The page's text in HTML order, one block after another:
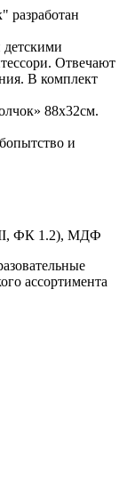
разработан
Отвечают
В комплект
88х32см.
и
I/II, ФК 1.2), МДФ
ассортимента